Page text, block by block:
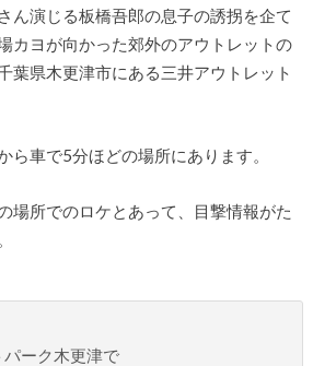
ん演じる板橋吾郎の息子の誘拐を企て
カヨが向かった郊外のアウトレットの
葉県木更津市にある三井アウトレット
ら車で5分ほどの場所にあります。
場所でのロケとあって、目撃情報がた
ーク木更津で